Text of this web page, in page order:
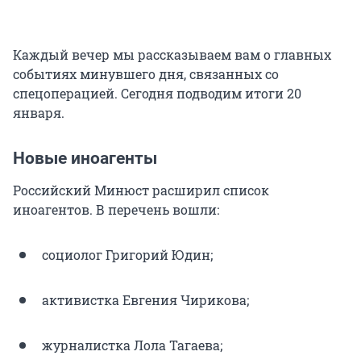
Каждый вечер мы рассказываем вам о главных
событиях минувшего дня, связанных со
спецоперацией. Сегодня подводим итоги 20
января.
Новые иноагенты
Российский Минюст расширил список
иноагентов. В перечень вошли:
социолог Григорий Юдин;
активистка Евгения Чирикова;
журналистка Лола Тагаева;